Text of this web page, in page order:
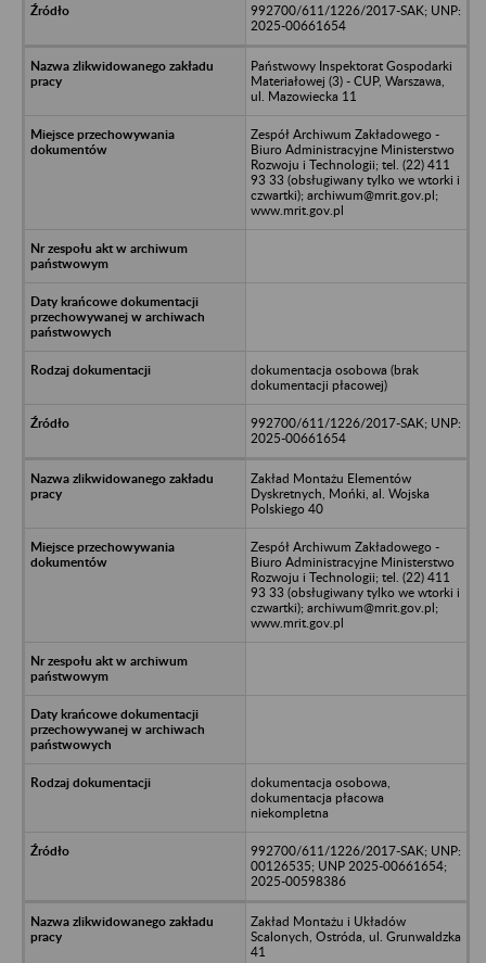
992700/611/1226/2017-SAK; UNP:
2025-00661654
Państwowy Inspektorat Gospodarki
Materiałowej (3) - CUP, Warszawa,
ul. Mazowiecka 11
Zespół Archiwum Zakładowego -
Biuro Administracyjne Ministerstwo
Rozwoju i Technologii; tel. (22) 411
93 33 (obsługiwany tylko we wtorki i
czwartki); archiwum@mrit.gov.pl;
www.mrit.gov.pl
dokumentacja osobowa (brak
dokumentacji płacowej)
992700/611/1226/2017-SAK; UNP:
2025-00661654
Zakład Montażu Elementów
Dyskretnych, Mońki, al. Wojska
Polskiego 40
Zespół Archiwum Zakładowego -
Biuro Administracyjne Ministerstwo
Rozwoju i Technologii; tel. (22) 411
93 33 (obsługiwany tylko we wtorki i
czwartki); archiwum@mrit.gov.pl;
www.mrit.gov.pl
dokumentacja osobowa,
dokumentacja płacowa
niekompletna
992700/611/1226/2017-SAK; UNP:
00126535; UNP 2025-00661654;
2025-00598386
Zakład Montażu i Układów
Scalonych, Ostróda, ul. Grunwaldzka
41